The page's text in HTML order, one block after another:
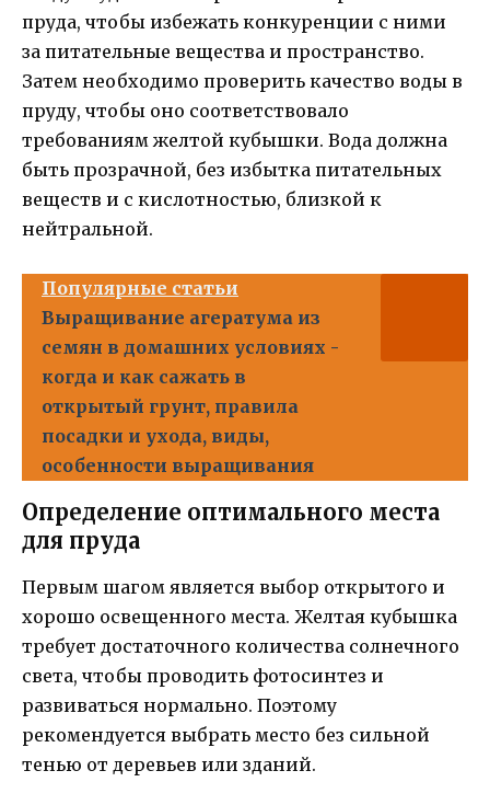
пруда, чтобы избежать конкуренции с ними
за питательные вещества и пространство.
Затем необходимо проверить качество воды в
пруду, чтобы оно соответствовало
требованиям желтой кубышки. Вода должна
быть прозрачной, без избытка питательных
веществ и с кислотностью, близкой к
нейтральной.
Популярные статьи
Выращивание агератума из
семян в домашних условиях -
когда и как сажать в
открытый грунт, правила
посадки и ухода, виды,
особенности выращивания
Определение оптимального места
для пруда
Первым шагом является выбор открытого и
хорошо освещенного места. Желтая кубышка
требует достаточного количества солнечного
света, чтобы проводить фотосинтез и
развиваться нормально. Поэтому
рекомендуется выбрать место без сильной
тенью от деревьев или зданий.